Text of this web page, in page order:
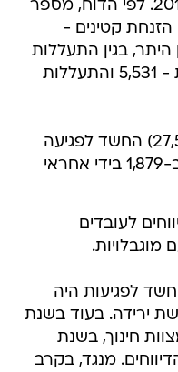
בשנת 2018 ו-47,447 בשנת 2017. לפי הדוח, מספר
הזנחת קטינים -
היתר, בגין התעללות
פיזית - 11,812, התעללות מינית - 5,531 והתעללות
ביותר ממחצית מהמקרים (27,515) החשד לפגיעה
היה על ידי אחראי במשפחה, וב-1,879 בידי אחראי
(13,671) מהדיווחים לעובדים
מוגבלויות.
על חשד לפגיעות היה
ירידה. בעוד בשנת
מצוות חינוך, בשנת
היה ב-25.6% מהדיווחים. מנגד, בקרב